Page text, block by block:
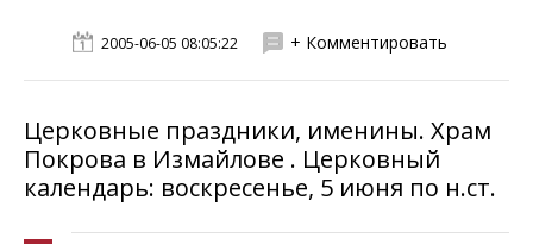
2005-06-05 08:05:22 + Комментировать
Церковные праздники, именины. Храм
Покрова в Измайлове . Церковный
календарь: воскресенье, 5 июня по н.ст.